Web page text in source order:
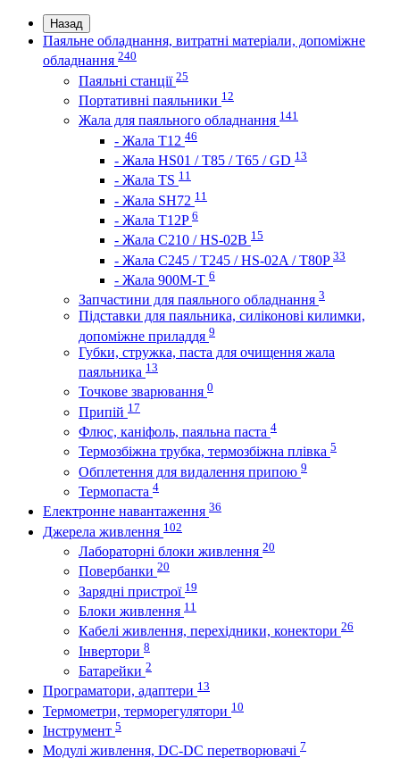
Назад
Паяльне обладнання, витратні матеріали, допоміжне
обладнання 240
Паяльні станції 25
Портативні паяльники 12
Жала для паяльного обладнання 141
- Жала Т12 46
- Жала HS01 / T85 / T65 / GD 13
- Жала TS 11
- Жала SH72 11
- Жала T12P 6
- Жала C210 / HS-02B 15
- Жала C245 / T245 / HS-02A / T80P 33
- Жала 900M-T 6
Запчастини для паяльного обладнання 3
Підставки для паяльника, силіконові килимки,
допоміжне приладдя 9
Губки, стружка, паста для очищення жала
паяльника 13
Точкове зварювання 0
Припій 17
Флюс, каніфоль, паяльна паста 4
Термозбіжна трубка, термозбіжна плівка 5
Обплетення для видалення припою 9
Термопаста 4
Електронне навантаження 36
Джерела живлення 102
Лабораторні блоки живлення 20
Повербанки 20
Зарядні пристрої 19
Блоки живлення 11
Кабелі живлення, перехідники, конектори 26
Інвертори 8
Батарейки 2
Програматори, адаптери 13
Термометри, терморегулятори 10
Інструмент 5
Модулі живлення, DC-DC перетворювачі 7